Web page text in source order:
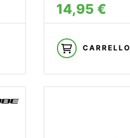
14,95 €
CARRELLO